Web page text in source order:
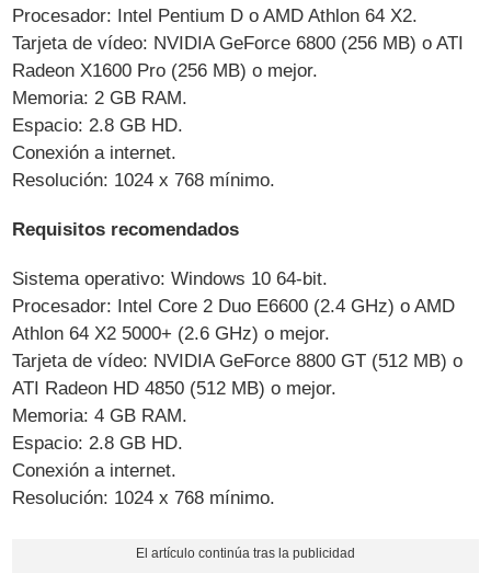
Procesador: Intel Pentium D o AMD Athlon 64 X2.
Tarjeta de vídeo: NVIDIA GeForce 6800 (256 MB) o ATI
Radeon X1600 Pro (256 MB) o mejor.
Memoria: 2 GB RAM.
Espacio: 2.8 GB HD.
Conexión a internet.
Resolución: 1024 x 768 mínimo.
Requisitos recomendados
Sistema operativo: Windows 10 64-bit.
Procesador: Intel Core 2 Duo E6600 (2.4 GHz) o AMD
Athlon 64 X2 5000+ (2.6 GHz) o mejor.
Tarjeta de vídeo: NVIDIA GeForce 8800 GT (512 MB) o
ATI Radeon HD 4850 (512 MB) o mejor.
Memoria: 4 GB RAM.
Espacio: 2.8 GB HD.
Conexión a internet.
Resolución: 1024 x 768 mínimo.